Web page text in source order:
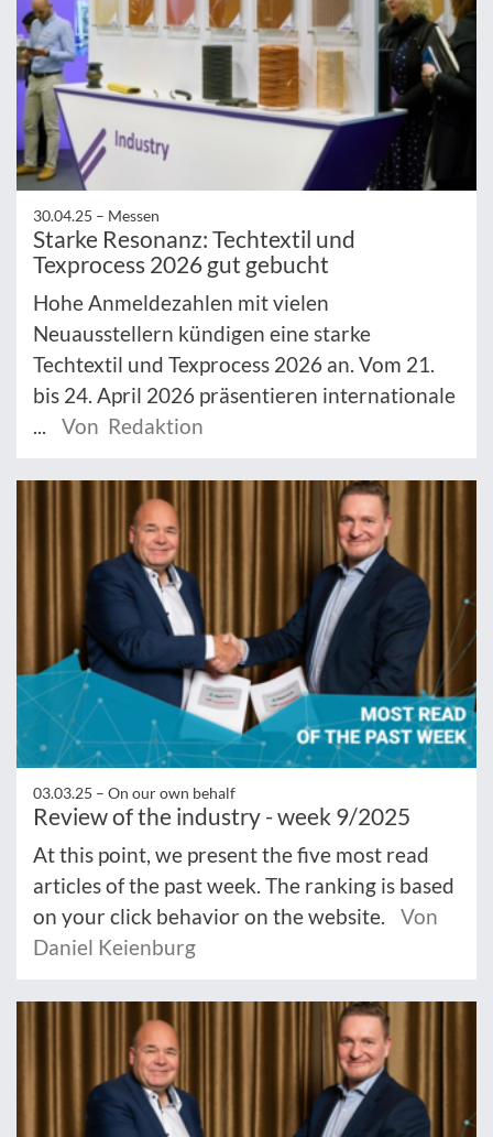
30.04.25 – Messen
Starke Resonanz: Techtextil und
Texprocess 2026 gut gebucht
Hohe Anmeldezahlen mit vielen
Neuausstellern kündigen eine starke
Techtextil und Texprocess 2026 an. Vom 21.
bis 24. April 2026 präsentieren internationale
Von Redaktion
03.03.25 – On our own behalf
Review of the industry - week 9/2025
At this point, we present the five most read
articles of the past week. The ranking is based
on your click behavior on the website.
Von
Daniel Keienburg